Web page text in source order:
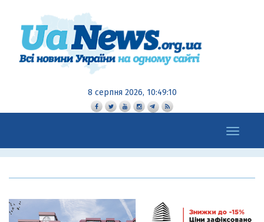
8 серпня 2026, 10:49:11
Toggle
navigation